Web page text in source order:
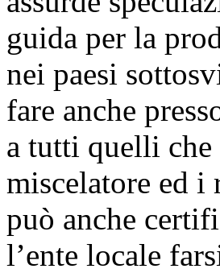
guida per la
nei paesi
fare anche
a tutti quelli che
miscelatore ed
può anche
l’ente locale